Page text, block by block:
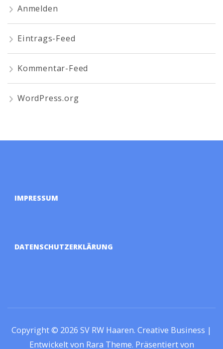
Anmelden
Eintrags-Feed
Kommentar-Feed
WordPress.org
IMPRESSUM
DATENSCHUTZERKLÄRUNG
Copyright © 2026 SV RW Haaren. Creative Business |
Entwickelt von Rara Theme. Präsentiert von